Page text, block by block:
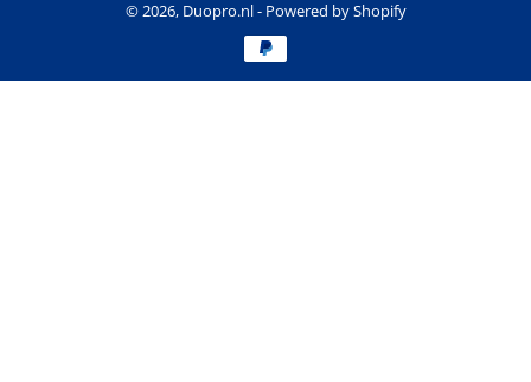
d
© 2026, Duopro.nl- Powered by Shopify
Betaalmethoden